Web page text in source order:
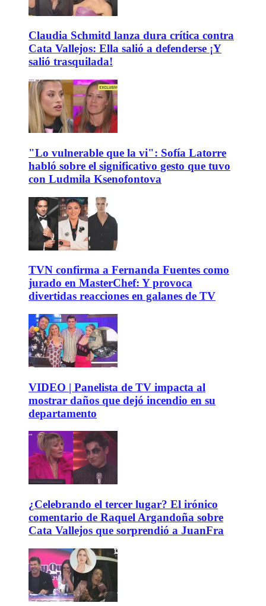
Claudia Schmitd lanza dura crítica contra
Cata Vallejos: Ella salió a defenderse ¡Y
salió trasquilada!
"Lo vulnerable que la vi": Sofía Latorre
habló sobre el significativo gesto que tuvo
con Ludmila Ksenofontova
TVN confirma a Fernanda Fuentes como
jurado en MasterChef: Y provoca
divertidas reacciones en galanes de TV
VIDEO | Panelista de TV impacta al
mostrar daños que dejó incendio en su
departamento
¿Celebrando el tercer lugar? El irónico
comentario de Raquel Argandoña sobre
Cata Vallejos que sorprendió a JuanFra